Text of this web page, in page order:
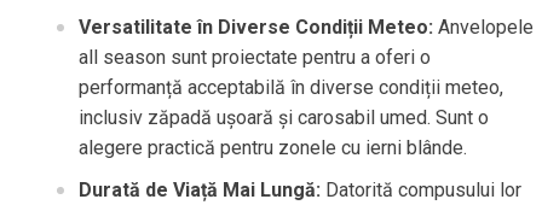
Versatilitate în Diverse Condiții Meteo: Anvelopele
all season sunt proiectate pentru a oferi o
performanță acceptabilă în diverse condiții meteo,
inclusiv zăpadă ușoară și carosabil umed. Sunt o
alegere practică pentru zonele cu ierni blânde.
Durată de Viață Mai Lungă: Datorită compusului lor